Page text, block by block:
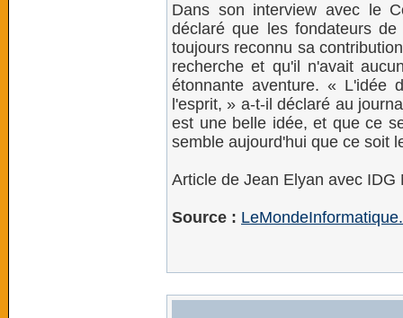
Dans son interview avec le
déclaré que les fondateurs
toujours reconnu sa
recherche et qu'il n'avait
étonnante aventure. « L'idée
l'esprit, » a-t-il déclaré au
est une belle idée, et que ce
semble aujourd'hui que ce soit
Article de Jean Elyan avec IDG
Source :